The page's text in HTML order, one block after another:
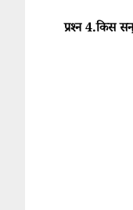
प्रश्न 4.किस